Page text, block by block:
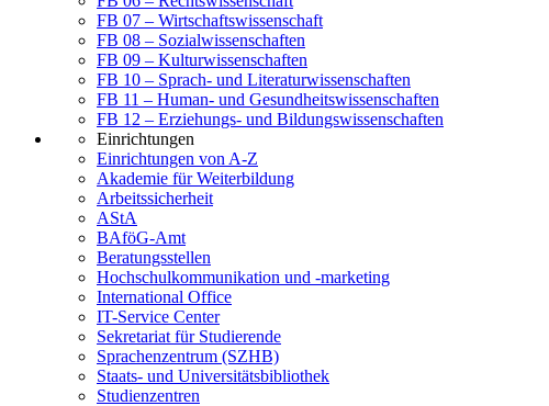
FB 07 – Wirtschaftswissenschaft
FB 08 – Sozialwissenschaften
FB 09 – Kulturwissenschaften
FB 10 – Sprach- und Literaturwissenschaften
FB 11 – Human- und Gesundheitswissenschaften
FB 12 – Erziehungs- und Bildungswissenschaften
Einrichtungen
Einrichtungen von A-Z
Akademie für Weiterbildung
Arbeitssicherheit
AStA
BAföG-Amt
Beratungsstellen
Hochschulkommunikation und -marketing
International Office
IT-Service Center
Sekretariat für Studierende
Sprachenzentrum (SZHB)
Staats- und Universitätsbibliothek
Studienzentren